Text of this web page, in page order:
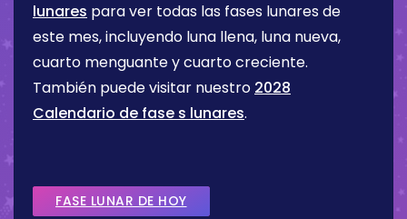
lunares para ver todas las fases lunares de
este mes, incluyendo luna llena, luna nueva,
cuarto menguante y cuarto creciente.
También puede visitar nuestro 2028
Calendario de fase s lunares.
FASE LUNAR DE HOY